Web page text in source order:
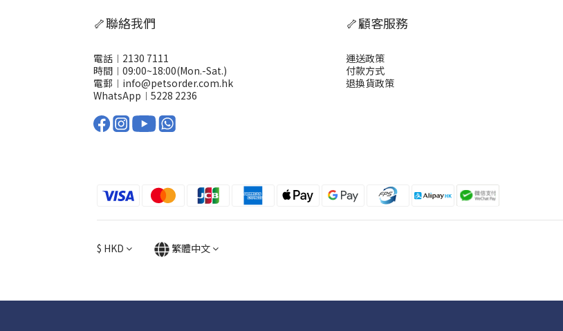
🦴聯絡我們
電話︱2130 7111
時間︱09:00~18:00(Mon.-Sat.)
電郵︱info@petsorder.com.hk
WhatsApp︱ 5228 2236
🦴顧客服務
運送政策
付款方式
退換貨政策
$ HKD 繁體中文